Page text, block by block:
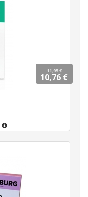
11,95 €
10,76 €